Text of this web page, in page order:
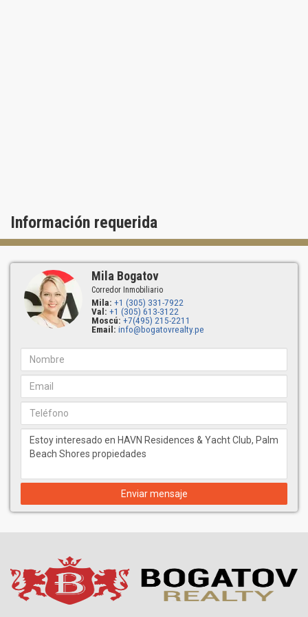
jardines, techos altos (de 3 a 4.5 metros), acabados premium y
amplias terrazas para relajarse al aire libre—perfectas para
lujo en Palm Beach Shores.
Características destacadas de los interiores:
Distribuciones abiertas con terrazas espaciosas (12–20 m²
/ 135–220 pies²)
Pisos de madera natural y baldosas de porcelanato
Ventanales panorámicos y puertas corredizas resistentes a
huracanes
Cocinas equipadas con electrodomésticos Wolf y Sub-Zero,
encimeras de cuarzo y barra húmeda
Baños con bañeras independientes, lavabos dobles, grifería
Moen y sanitarios Toto
Cuartos de lavandería con electrodomésticos de alta
eficiencia
Residencia A: 3 habitaciones | 3.5 baños | 266 m² / 2,864
Residencia B: 2 habitaciones + estudio | 3 baños | 268 m² /
pies²
Residencia D: 2 habitaciones + estudio | 2.5 baños | 220 m² /
2,369 pies²
Residencia E: 2 habitaciones | 2.5 baños | 182 m² / 1,958
Información requerida
Mila Bogatov
Corredor Inmobiliario
Mila: +1 (305) 331-7922
Val: +1 (305) 613-3122
Moscú: +7(495) 215-2211
Email: info@bogatovrealty.pe
Enviar mensaje